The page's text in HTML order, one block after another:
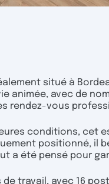
situé à
animée, avec de
rendez-vous
conditions, cet
positionné, il
a été pensé pour
travail, avec 16